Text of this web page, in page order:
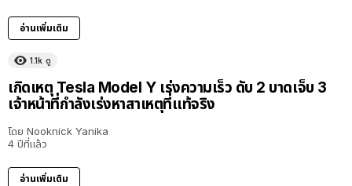
อ่านเพิ่มเติม
1.1k ดู
เกิดเหตุ Tesla Model Y เร่งความเร็ว ดับ 2 บาดเจ็บ 3
เจ้าหน้าที่กำลังเร่งหาสาเหตุที่แท้จริง
โดย Nooknick Yanika
4 ปีที่แล้ว
อ่านเพิ่มเติม